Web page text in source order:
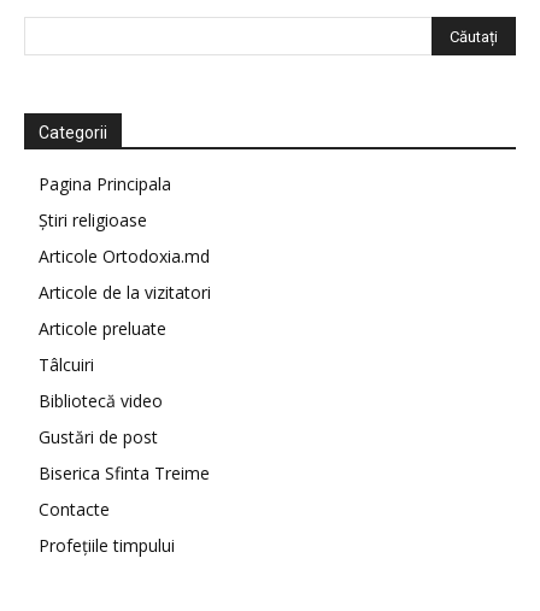
Categorii
Pagina Principala
Știri religioase
Articole Ortodoxia.md
Articole de la vizitatori
Articole preluate
Tâlcuiri
Bibliotecă video
Gustări de post
Biserica Sfinta Treime
Contacte
Profețiile timpului